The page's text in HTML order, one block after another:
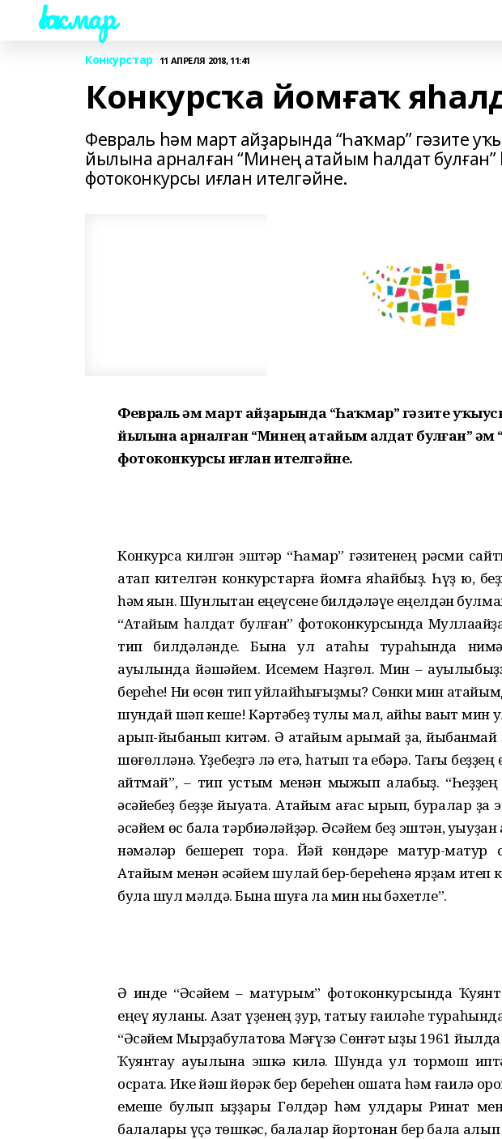
Һаҡмар
Конкурстар 11 АПРЕЛЯ 2018, 11:41
Конкурсҡа йомғаҡ
Февраль һәм март айҙарында “Һаҡмар” гәзите
йылына арналған “Минең атайым һалдат
фотоконкурсы иғлан ителгәйне.
Февраль һәм март айҙарында “Һаҡмар” гәзите
йылына арналған “Минең атайым һалдат булған”
фотоконкурсы иғлан ителгәйне.
Конкурсҡа килгән эштәр “Һаҡмар” гәзитенең рәсми
атап кителгән конкурстарға йомғаҡ яһайбыҙ. Һүҙ юҡ,
һәм яҡын. Шунлыҡтан еңеүсене билдәләүе еңелдән
“Атайым һалдат булған” фотоконкурсында
тип билдәләнде. Бына ул атаһы тураһында
ауылында йәшәйем. Исемем Наҙгөл. Мин –
береһе! Ни өсөн тип уйлайһығыҙмы? Сөнки мин
шундай шәп кеше! Кәртәбеҙ тулы мал, ҡайһы ваҡыт мин
арып-йыбанып китәм. Ә атайым арымай ҙа, йыбанмай
шөғөлләнә. Үҙебеҙгә лә етә, һатып та ебәрә. Тағы
ҡайтмай”, – тип ҡустым менән мыжып алабыҙ.
әсәйебеҙ беҙҙе йыуата. Атайым ағас ҡырҡып, буралар
әсәйем өс бала тәрбиәләйҙәр. Әсәйем беҙ эштән,
нәмәләр бешереп тора. Йәй көндәре матур-матур
Атайым менән әсәйем шулай бер-береһенә ярҙам итеп
була шул мәлдә. Бына шуға ла мин ныҡ бәхетле”.
Ә инде “Әсәйем – матурым” фотоконкурсында
еңеү яуланы. Азат үҙенең ҙур, татыу ғаиләһе
“Әсәйем Мырҙабулатова Мәғүзә Сөнғәт ҡыҙы 1961
Ҡуянтау ауылына эшкә килә. Шунда ул тормош
осрата. Ике йәш йөрәк бер береһен оҡшата һәм ғаилә
емеше булып ҡыҙҙары Гөлдәр һәм улдары Ринат
балалары үҫә төшкәс, балалар йортонан бер бала алып